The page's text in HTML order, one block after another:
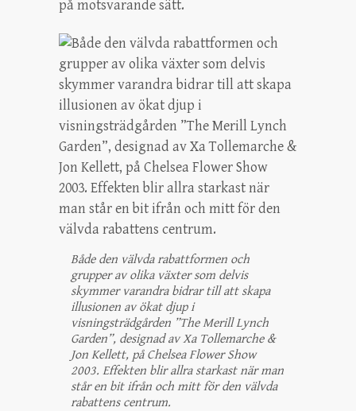
på motsvarande sätt.
Både den välvda rabattformen och
grupper av olika växter som delvis
skymmer varandra bidrar till att skapa
illusionen av ökat djup i
visningsträdgården ”The Merill Lynch
Garden”, designad av Xa Tollemarche &
Jon Kellett, på Chelsea Flower Show
2003. Effekten blir allra starkast när man
står en bit ifrån och mitt för den välvda
rabattens centrum.